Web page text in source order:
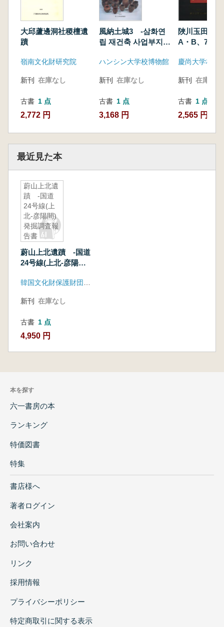
大邱蘆邊洞社稷檀遺
蹟
嶺南文化財研究院
新刊 在庫なし
古書 1 点
2,772 円
風納土城3 -삼화연
립 재건축 사업부지에
連立再建築事業敷地
ハンシン大学校博物館
新刊 在庫なし
古書 1 点
3,168 円
陜川玉田古
A・B、73〜
慶尚大学校博
新刊 在庫なし
古書 1 点
2,565 円
最近見た本
蔚山上北遺
蹟 -国道
24号線(上
北-彦陽間)
発掘調査報
告書
蔚山上北遺蹟 -国道
24号線(上北-彦陽間)
韓国文化財保護財団、釜山地方国土管理庁
新刊 在庫なし
古書 1 点
4,950 円
本を探す
六一書房の本
ランキング
特価図書
特集
書店様へ
著者ログイン
会社案内
お問い合わせ
リンク
採用情報
プライバシーポリシー
特定商取引に関する表示